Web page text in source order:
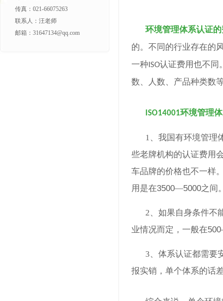
传真：021-66075263
联系人：汪老师
邮箱：31647134@qq.com
环境管理体系认证
的。不同的行业存在的
一种 ISO认证费用也不同
数、人数、产品种类数
ISO14001环境管理
1、我国有环境管理
些老牌机构的认证费用
车品牌的价格也不一样
用是在3500—5000之间
2、如果自身条件不
业情况而定，一般在500
3、体系认证都需要
报实销，单个体系的话